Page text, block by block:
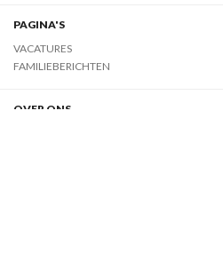
PAGINA'S
VACATURES
FAMILIEBERICHTEN
OVER ONS